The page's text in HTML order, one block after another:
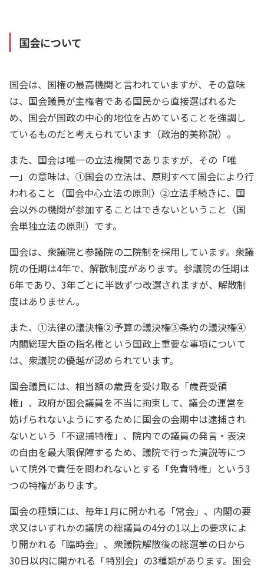
国会について
国会は、国権の最高機関と言われていますが、その意味
は、国会議員が主権者である国民から直接選ばれるた
め、国会が国政の中心的地位を占めていることを強調し
ているものだと考えられています（政治的美称説）。
また、国会は唯一の立法機関でありますが、その「唯
一」の意味は、①国会の立法は、原則すべて国会により行
われること（国会中心立法の原則）②立法手続きに、国
会以外の機関が参加することはできないということ（国
会単独立法の原則）です。
国会は、衆議院と参議院の二院制を採用しています。衆議
院の任期は4年で、解散制度があります。参議院の任期は
6年であり、3年ごとに半数ずつ改選されますが、解散制
度はありません。
また、①法律の議決権②予算の議決権③条約の議決権④
内閣総理大臣の指名権という国政上重要な事項について
は、衆議院の優越が認められています。
国会議員には、相当額の歳費を受け取る「歳費受領
権」、政府が国会議員を不当に拘束して、議会の運営を
妨げられないようにするために国会の会期中は逮捕され
ないという「不逮捕特権」、院内での議員の発言・表決
の自由を最大限保障するため、議院で行った演説等につ
いて院外で責任を問われないとする「免責特権」という3
つの特権があります。
国会の種類には、毎年1月に開かれる「常会」、内閣の要
求又はいずれかの議院の総議員の4分の1以上の要求によ
り開かれる「臨時会」、衆議院解散後の総選挙の日から
30日以内に開かれる「特別会」の3種類があります。国会